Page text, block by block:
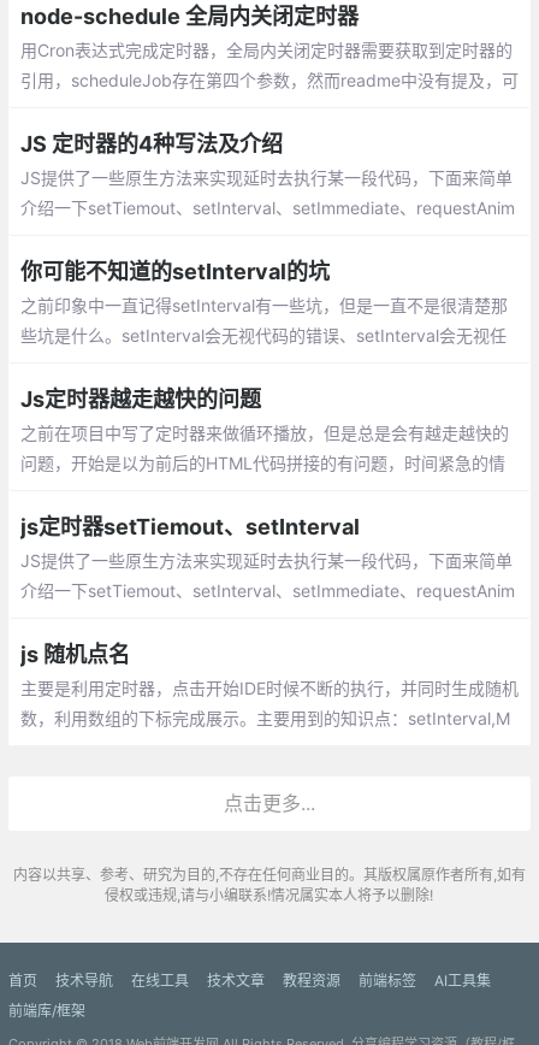
得这个点子很糟糕。
node-schedule 全局内关闭定时器
用Cron表达式完成定时器，全局内关闭定时器需要获取到定时器的
引用，scheduleJob存在第四个参数，然而readme中没有提及，可
JS 定时器的4种写法及介绍
JS提供了一些原生方法来实现延时去执行某一段代码，下面来简单
介绍一下setTiemout、setInterval、setImmediate、requestAnim
一次函数或代码段
你可能不知道的setInterval的坑
之前印象中一直记得setInterval有一些坑，但是一直不是很清楚那
些坑是什么。setInterval会无视代码的错误、setInterval会无视任
Js定时器越走越快的问题
之前在项目中写了定时器来做循环播放，但是总是会有越走越快的
问题，开始是以为前后的HTML代码拼接的有问题，时间紧急的情
这里记录一下。
js定时器setTiemout、setInterval
JS提供了一些原生方法来实现延时去执行某一段代码，下面来简单
介绍一下setTiemout、setInterval、setImmediate、requestAnim
码，下面来简单介绍一下。
js 随机点名
主要是利用定时器，点击开始IDE时候不断的执行，并同时生成随机
数，利用数组的下标完成展示。主要用到的知识点：setInterval,M
点击更多...
内容以共享、参考、研究为目的,不存在任何商业目的。其版权属原作者所有,如有
侵权或违规,请与小编联系!情况属实本人将予以删除!
首页 技术导航 在线工具 技术文章 教程资源 前端标签
AI工具集
前端库/框架